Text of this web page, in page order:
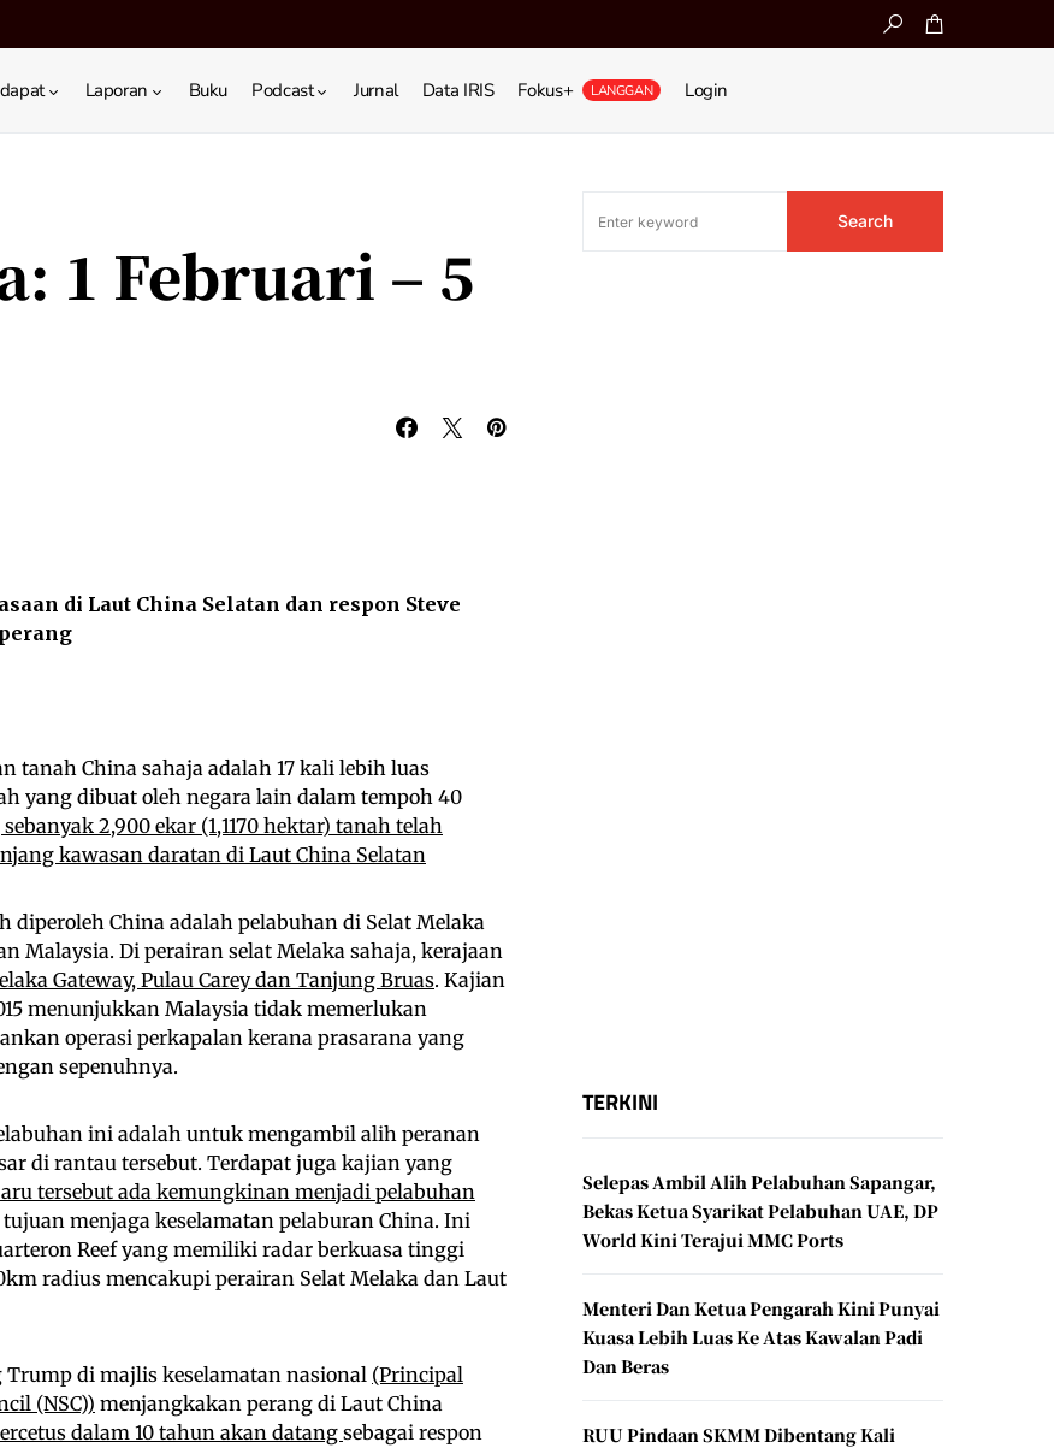
Laporan Buku Podcast Jurnal Data IRIS Fokus+ LANGGAN Login
1 Februari – 5
di Laut China Selatan dan respon Steve
tanah China sahaja adalah 17 kali lebih luas
yang dibuat oleh negara lain dalam tempoh 40
2,900 ekar (1,1170 hektar) tanah telah
kawasan daratan di Laut China Selatan
diperoleh China adalah pelabuhan di Selat Melaka
Malaysia. Di perairan selat Melaka sahaja, kerajaan
Gateway, Pulau Carey dan Tanjung Bruas. Kajian
menunjukkan Malaysia tidak memerlukan
operasi perkapalan kerana prasarana yang
sepenuhnya.
ini adalah untuk mengambil alih peranan
di rantau tersebut. Terdapat juga kajian yang
tersebut ada kemungkinan menjadi pelabuhan
menjaga keselamatan pelaburan China. Ini
Reef yang memiliki radar berkuasa tinggi
radius mencakupi perairan Selat Melaka dan Laut
Trump di majlis keselamatan nasional (Principal
(NSC)) menjangkakan perang di Laut China
dalam 10 tahun akan datang sebagai respon
Search
TERKINI
Selepas Ambil Alih Pelabuhan Sapangar,
Bekas Ketua Syarikat Pelabuhan UAE, DP
World Kini Terajui MMC Ports
Menteri Dan Ketua Pengarah Kini Punyai
Kuasa Lebih Luas Ke Atas Kawalan Padi
Dan Beras
RUU Pindaan SKMM Dibentang Kali